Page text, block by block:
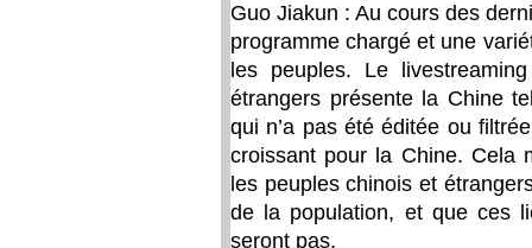
Guo Jiakun : Au cours des
programme chargé et une
les peuples. Le
étrangers présente la Chine
qui n’a pas été éditée ou
croissant pour la Chine. Cela
les peuples chinois et
de la population, et que ces
seront pas.